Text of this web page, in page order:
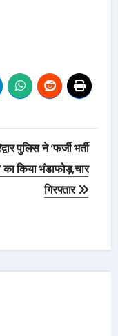
पुलिस ने ‘फर्जी भर्ती
का किया भंडाफोड़,चार
गिरफ्तार